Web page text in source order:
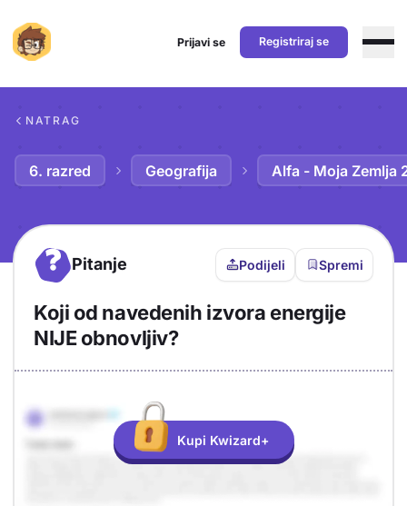
Prijavi se Registriraj se
NATRAG
6. razred Geografija Alfa - Moja Zemlja
? Pitanje Podijeli Spremi
Koji od navedenih izvora energije
NIJE obnovljiv?
Odgovor
Objašnjenje
Kupi Kwizard+